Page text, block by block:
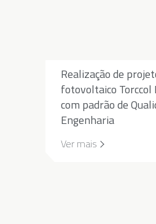
Realização de
fotovoltaico Torccol
com padrão de
Engenharia
Ver mais